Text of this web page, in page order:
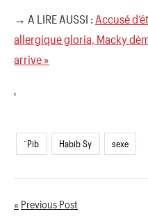
→ A LIRE AUSSI : Accusé
allergique gloria, Macky
arrive »
'
¨Pib Habib Sy sexe
Previous Post